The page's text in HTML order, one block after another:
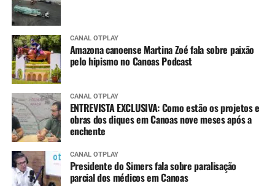
CANAL OTPLAY
Amazona canoense Martina Zoé fala sobre paixão
pelo hipismo no Canoas Podcast
CANAL OTPLAY
ENTREVISTA EXCLUSIVA: Como estão os projetos e
obras dos diques em Canoas nove meses após a
enchente
CANAL OTPLAY
Presidente do Simers fala sobre paralisação
parcial dos médicos em Canoas